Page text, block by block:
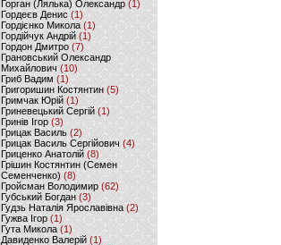
Горган (Лялька) Олександр(1)
Гордеєв Денис (1)
Гордієнко Микола (1)
Гордійчук Андрій (1)
Гордон Дмитро (7)
Грановський Олександр
Михайлович (10)
Гриб Вадим (1)
Григоришин Костянтин (5)
Гримчак Юрій(1)
Гриневецький Сергій(1)
Гринів Ігор (3)
Грицак Василь (2)
Грицак Василь Сергійович (4)
Гриценко Анатолій (8)
Грішин Костянтин (Семен
Семенченко)(8)
Гройсман Володимир(62)
Губський Богдан (3)
Гудзь Наталія Ярославівна(2)
Гужва Ігор (1)
Гута Микола (1)
Давиденко Валерій (1)